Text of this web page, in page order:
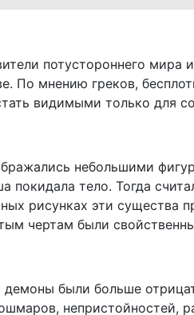
потустороннего мира
По мнению греков,
видимыми только для
небольшими
покидала тело. Тогда
рисунках эти существа
чертам были
демоны были больше
непристойностей,